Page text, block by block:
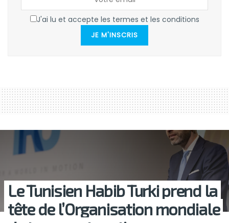
J'ai lu et accepte les termes et les conditions
JE M'INSCRIS
Le Tunisien Habib Turki prend la
tête de l’Organisation mondiale